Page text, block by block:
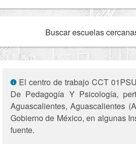
Buscar escuelas
El centro de trabajo CCT
De Pedagogía Y Psicología,
Aguascalientes, Aguascalientes
Gobierno de México, en algunas
fuente.